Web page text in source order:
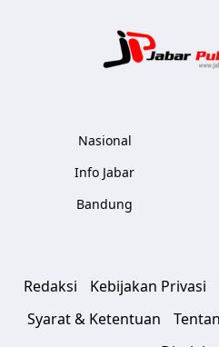
Nasional
Info Jabar
Bandung
Redaksi Kebijakan Privasi
Syarat & Ketentuan